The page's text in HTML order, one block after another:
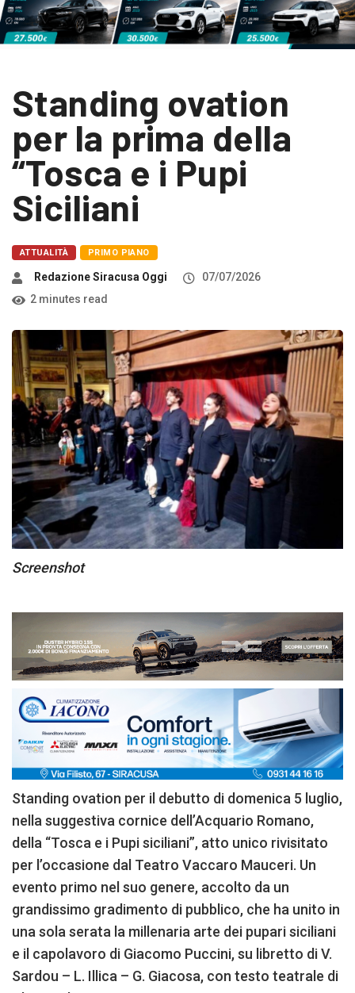
Standing ovation
per la prima della
“Tosca e i Pupi
Siciliani
ATTUALITÀ PRIMO PIANO
Redazione Siracusa Oggi
07/07/2026
2 minutes read
Screenshot
Standing ovation per il debutto di domenica 5 luglio,
nella suggestiva cornice dell’Acquario Romano,
della “Tosca e i Pupi siciliani”, atto unico rivisitato
per l’occasione dal Teatro Vaccaro Mauceri. Un
evento primo nel suo genere, accolto da un
grandissimo gradimento di pubblico, che ha unito in
una sola serata la millenaria arte dei pupari siciliani
e il capolavoro di Giacomo Puccini, su libretto di V.
Sardou – L. Illica – G. Giacosa, con testo teatrale di